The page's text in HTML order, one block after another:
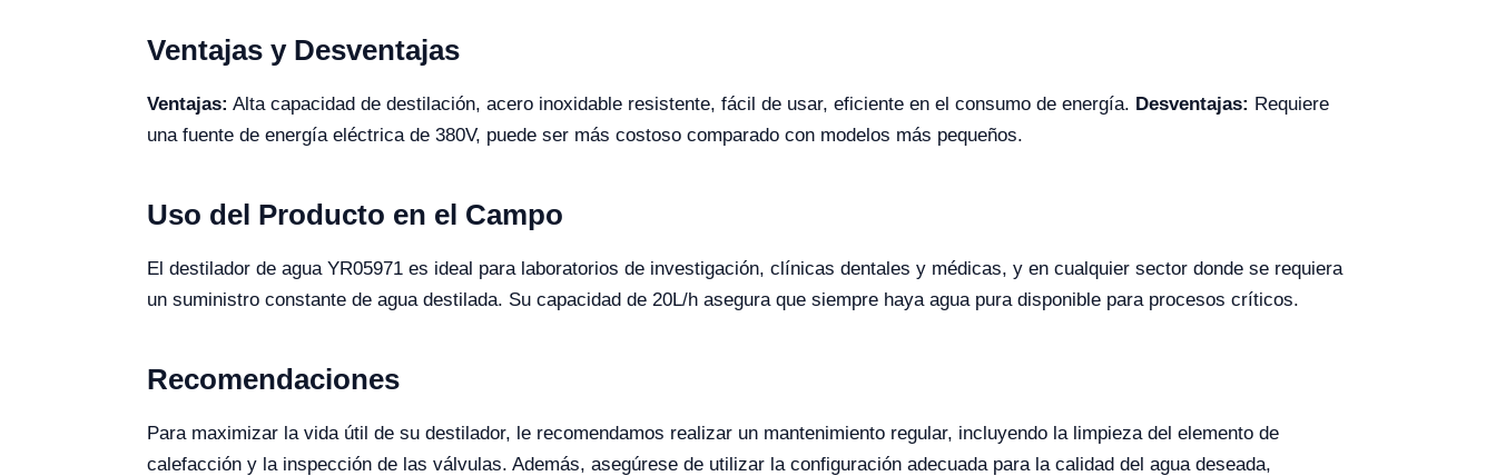
Ventajas y Desventajas
Ventajas: Alta capacidad de destilación, acero inoxidable resistente, fácil de usar, eficiente en el consumo de energía. Desventajas: Requiere
una fuente de energía eléctrica de 380V, puede ser más costoso comparado con modelos más pequeños.
Uso del Producto en el Campo
El destilador de agua YR05971 es ideal para laboratorios de investigación, clínicas dentales y médicas, y en cualquier sector donde se requiera
un suministro constante de agua destilada. Su capacidad de 20L/h asegura que siempre haya agua pura disponible para procesos críticos.
Recomendaciones
Para maximizar la vida útil de su destilador, le recomendamos realizar un mantenimiento regular, incluyendo la limpieza del elemento de
calefacción y la inspección de las válvulas. Además, asegúrese de utilizar la configuración adecuada para la calidad del agua deseada,